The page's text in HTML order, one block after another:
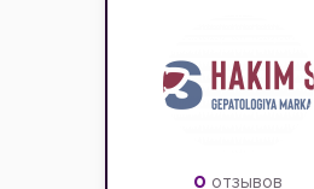
0 отзывов